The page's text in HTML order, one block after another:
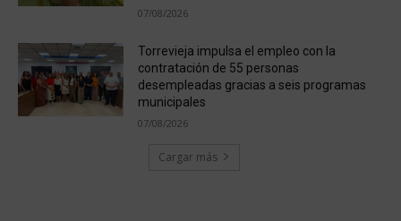
07/08/2026
Torrevieja impulsa el empleo con la
contratación de 55 personas
desempleadas gracias a seis programas
municipales
07/08/2026
Cargar más